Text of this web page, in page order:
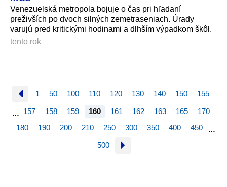
Venezuelská metropola bojuje o čas pri hľadaní
preživších po dvoch silných zemetraseniach. Úrady
varujú pred kritickými hodinami a dlhším výpadkom škôl.
tento rok
1 50 100 110 120 130 140 150 155
… 157 158 159 160 161 162 163 165
170
180
190 200 210 250 300 350 400 450 …
500